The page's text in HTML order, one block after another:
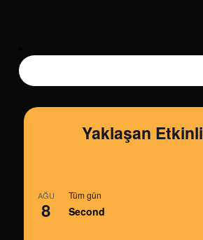
Yaklaşan
AĞU
8
Tüm gün
Second